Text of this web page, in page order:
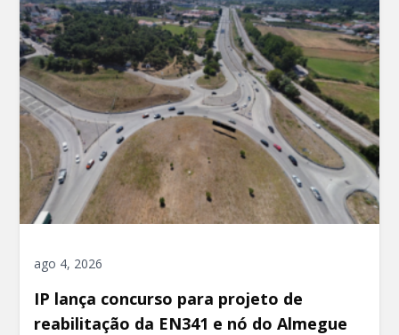
ago 4, 2026
IP lança concurso para projeto de
reabilitação da EN341 e nó do Almegue